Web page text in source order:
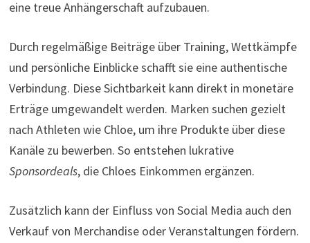
eine treue Anhängerschaft aufzubauen.
Durch regelmäßige Beiträge über Training, Wettkämpfe
und persönliche Einblicke schafft sie eine authentische
Verbindung. Diese Sichtbarkeit kann direkt in monetäre
Erträge umgewandelt werden. Marken suchen gezielt
nach Athleten wie Chloe, um ihre Produkte über diese
Kanäle zu bewerben. So entstehen lukrative
Sponsordeals, die Chloes Einkommen ergänzen.
Zusätzlich kann der Einfluss von Social Media auch den
Verkauf von Merchandise oder Veranstaltungen fördern.